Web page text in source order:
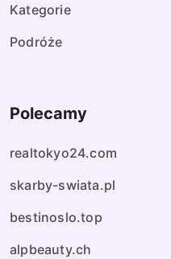
Kategorie
Podróże
Polecamy
realtokyo24.com
skarby-swiata.pl
bestinoslo.top
alpbeauty.ch